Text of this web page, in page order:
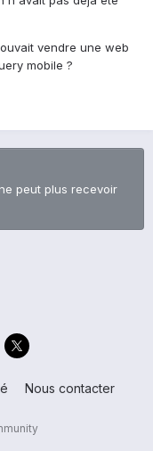
vendre une web
mobile ?
peut plus recevoir
Nous contacter